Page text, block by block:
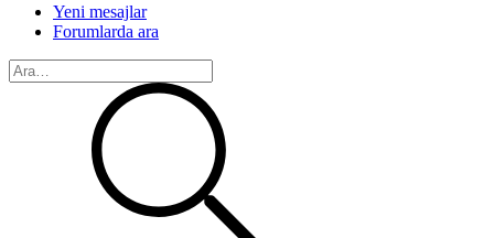
Yeni mesajlar
Forumlarda ara